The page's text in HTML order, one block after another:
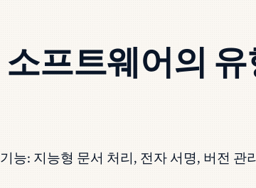
프트웨어의 유
능: 지능형 문서 처리, 전자 서명, 버전 관